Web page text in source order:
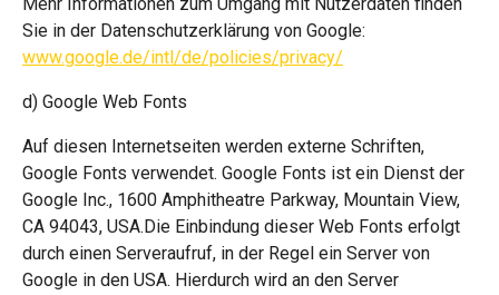
Sie in der Datenschutzerklärung von Google:
www.google.de/intl/de/policies/privacy/
d) Google Web Fonts
Auf diesen Internetseiten werden externe Schriften,
Google Fonts verwendet. Google Fonts ist ein Dienst der
Google Inc., 1600 Amphitheatre Parkway, Mountain View,
CA 94043, USA.Die Einbindung dieser Web Fonts erfolgt
durch einen Serveraufruf, in der Regel ein Server von
Google in den USA. Hierdurch wird an den Server